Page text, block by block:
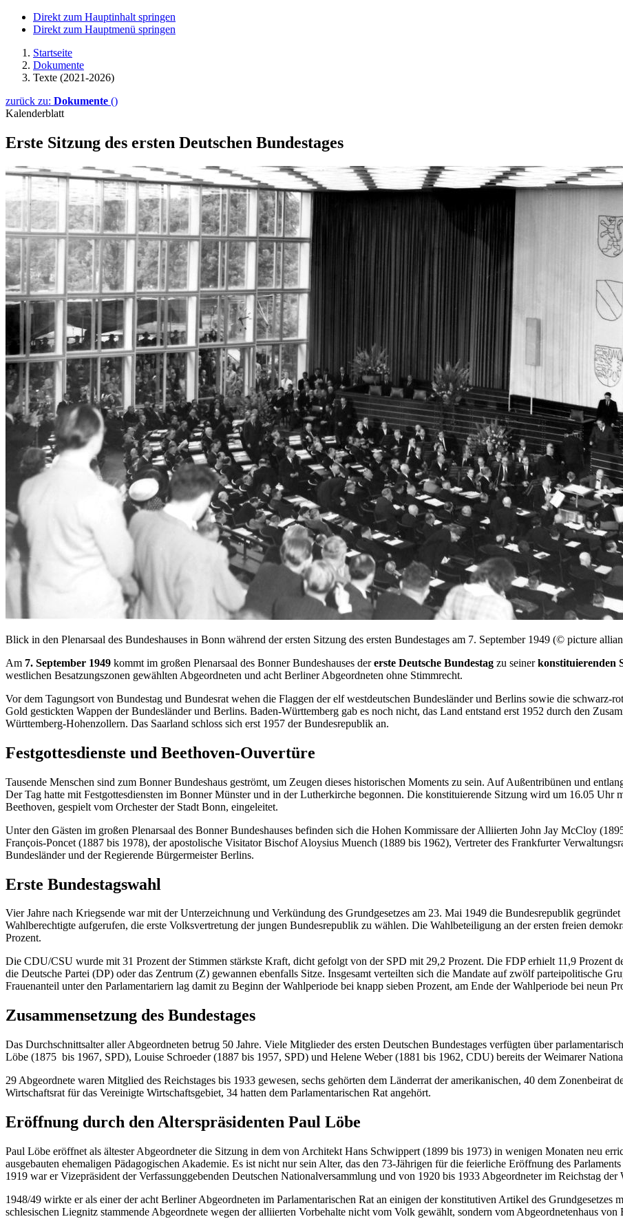
Direkt zum Hauptinhalt springen
Direkt zum Hauptmenü springen
Startseite
Dokumente
Texte (2021-2026)
zurück zu: Dokumente ()
Kalenderblatt
Erste Sitzung des ersten Deutschen Bundestages
Blick in den Plenarsaal des Bundeshauses in Bonn während der ersten Sitzung des ersten Bundestages am 7. September 1949 (© picture
Am 7. September 1949 kommt im großen Plenarsaal des Bonner Bundeshauses dererste Deutsche Bundestag zu seinerkonstituierenden
westlichen Besatzungszonen gewählten Abgeordneten und acht Berliner Abgeordneten ohne Stimmrecht.
Vor dem Tagungsort von Bundestag und Bundesrat wehen die Flaggen der elf westdeutschen Bundesländer und Berlins sowie die schwarz-
Gold gestickten Wappen der Bundesländer und Berlins. Baden-Württemberg gab es noch nicht, das Land entstand erst 1952 durch den
Württemberg-Hohenzollern. Das Saarland schloss sich erst 1957 der Bundesrepublik an.
Festgottesdienste und Beethoven-Ouvertüre
Tausende Menschen sind zum Bonner Bundeshaus geströmt, um Zeugen dieses historischen Moments zu sein. Auf Außentribünen und
Der Tag hatte mit Festgottesdiensten im Bonner Münster und in der Lutherkirche begonnen. Die konstituierende Sitzung wird um 16.05 Uhr
Beethoven, gespielt vom Orchester der Stadt Bonn, eingeleitet.
Unter den Gästen im großen Plenarsaal des Bonner Bundeshauses befinden sich die Hohen Kommissare der Alliierten John Jay McCloy
François-Poncet (1887 bis 1978), der apostolische Visitator Bischof Aloysius Muench (1889 bis 1962), Vertreter des Frankfurter
Bundesländer und der Regierende Bürgermeister Berlins.
Erste Bundestagswahl
Vier Jahre nach Kriegsende war mit der Unterzeichnung und Verkündung des Grundgesetzes am 23. Mai 1949 die Bundesrepublik
Wahlberechtigte aufgerufen, die erste Volksvertretung der jungen Bundesrepublik zu wählen. Die Wahlbeteiligung an der ersten freien
Prozent.
Die CDU/CSU wurde mit 31 Prozent der Stimmen stärkste Kraft, dicht gefolgt von der SPD mit 29,2 Prozent. Die FDP erhielt 11,9 Prozent
die Deutsche Partei (DP) oder das Zentrum (Z) gewannen ebenfalls Sitze. Insgesamt verteilten sich die Mandate auf zwölf parteipolitische
Frauenanteil unter den Parlamentariern lag damit zu Beginn der Wahlperiode bei knapp sieben Prozent, am Ende der Wahlperiode bei neun
Zusammensetzung des Bundestages
Das Durchschnittsalter aller Abgeordneten betrug 50 Jahre. Viele Mitglieder des ersten Deutschen Bundestages verfügten über
Löbe (1875 bis 1967, SPD), Louise Schroeder (1887 bis 1957, SPD) und Helene Weber (1881 bis 1962, CDU) bereits der Weimarer
29 Abgeordnete waren Mitglied des Reichstages bis 1933 gewesen, sechs gehörten dem Länderrat der amerikanischen, 40 dem
Wirtschaftsrat für das Vereinigte Wirtschaftsgebiet, 34 hatten dem Parlamentarischen Rat angehört.
Eröffnung durch den Alterspräsidenten Paul Löbe
Paul Löbe eröffnet als ältester Abgeordneter die Sitzung in dem von Architekt Hans Schwippert (1899 bis 1973) in wenigen Monaten neu
ausgebauten ehemaligen Pädagogischen Akademie. Es ist nicht nur sein Alter, das den 73-Jährigen für die feierliche Eröffnung des
1919 war er Vizepräsident der Verfassunggebenden Deutschen Nationalversammlung und von 1920 bis 1933 Abgeordneter im Reichstag
1948/49 wirkte er als einer der acht Berliner Abgeordneten im Parlamentarischen Rat an einigen der konstitutiven Artikel des Grundgesetzes
schlesischen Liegnitz stammende Abgeordnete wegen der alliierten Vorbehalte nicht vom Volk gewählt, sondern vom Abgeordnetenhaus